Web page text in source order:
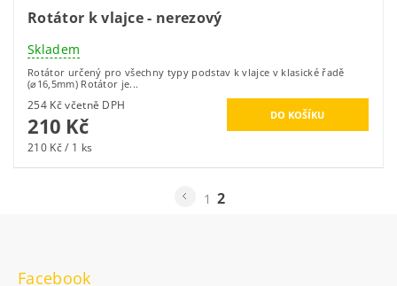
Rotátor k vlajce - nerezový
Skladem
Rotátor určený pro všechny typy podstav k vlajce v klasické řadě
(⌀16,5mm) Rotátor je...
254 Kč včetně DPH
210 Kč
210 Kč / 1 ks
1 2
Facebook